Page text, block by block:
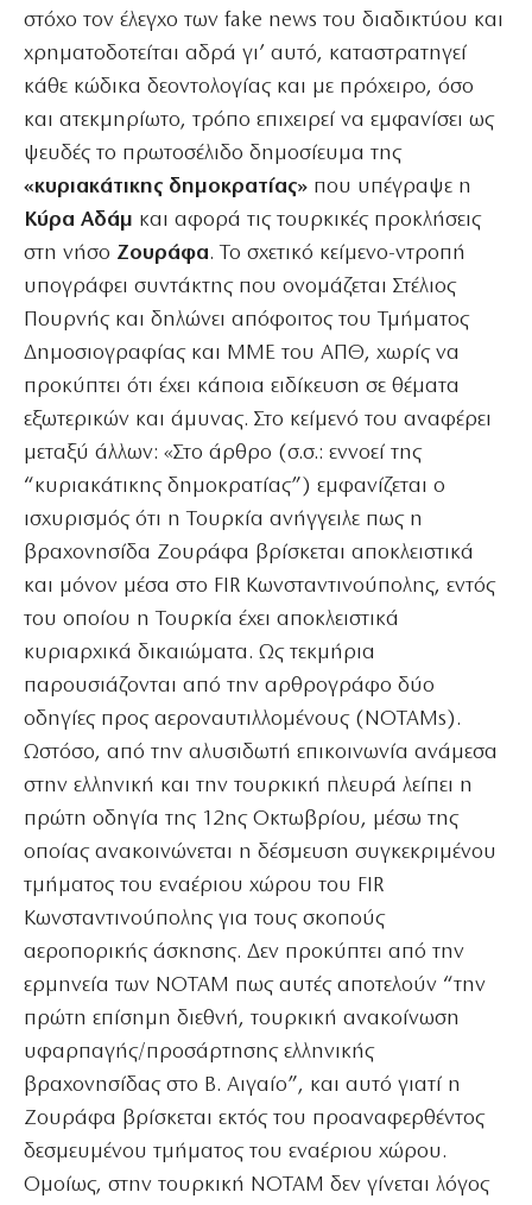
στόχο τον έλεγχο των fake news του διαδικτύου και
χρηματοδοτείται αδρά γι’ αυτό, καταστρατηγεί
κάθε κώδικα δεοντολογίας και με πρόχειρο, όσο
και ατεκμηρίωτο, τρόπο επιχειρεί να εμφανίσει ως
ψευδές το πρωτοσέλιδο δημοσίευμα της
«κυριακάτικης δημοκρατίας» που υπέγραψε η
Κύρα Αδάμ και αφορά τις τουρκικές προκλήσεις
στη νήσο Ζουράφα. Το σχετικό κείμενο-ντροπή
υπογράφει συντάκτης που ονομάζεται Στέλιος
Πουρνής και δηλώνει απόφοιτος του Τμήματος
Δημοσιογραφίας και ΜΜΕ του ΑΠΘ, χωρίς να
προκύπτει ότι έχει κάποια ειδίκευση σε θέματα
εξωτερικών και άμυνας. Στο κείμενό του αναφέρει
μεταξύ άλλων: «Στο άρθρο (σ.σ.: εννοεί της
“κυριακάτικης δημοκρατίας”) εμφανίζεται ο
ισχυρισμός ότι η Τουρκία ανήγγειλε πως η
βραχονησίδα Ζουράφα βρίσκεται αποκλειστικά
και μόνον μέσα στο FIR Κωνσταντινούπολης, εντός
του οποίου η Τουρκία έχει αποκλειστικά
κυριαρχικά δικαιώματα. Ως τεκμήρια
παρουσιάζονται από την αρθρογράφο δύο
οδηγίες προς αεροναυτιλλομένους (NOTAMs).
Ωστόσο, από την αλυσιδωτή επικοινωνία ανάμεσα
στην ελληνική και την τουρκική πλευρά λείπει η
πρώτη οδηγία της 12ης Οκτωβρίου, μέσω της
οποίας ανακοινώνεται η δέσμευση συγκεκριμένου
τμήματος του εναέριου χώρου του FIR
Κωνσταντινούπολης για τους σκοπούς
αεροπορικής άσκησης. Δεν προκύπτει από την
ερμηνεία των NOTAM πως αυτές αποτελούν “την
πρώτη επίσημη διεθνή, τουρκική ανακοίνωση
υφαρπαγής/προσάρτησης ελληνικής
βραχονησίδας στο Β. Αιγαίο”, και αυτό γιατί η
Ζουράφα βρίσκεται εκτός του προαναφερθέντος
δεσμευμένου τμήματος του εναέριου χώρου.
Ομοίως, στην τουρκική NOTAM δεν γίνεται λόγος